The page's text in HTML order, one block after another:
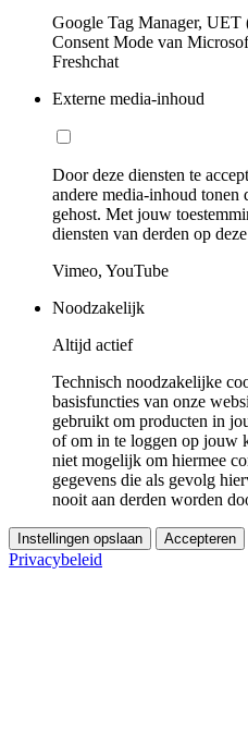
Google Tag Manager,
Consent Mode van
Freshchat
Externe media-inhoud
Door deze diensten te
andere media-inhoud
gehost. Met jouw
diensten van derden op
Vimeo, YouTube
Noodzakelijk
Altijd actief
Technisch noodzakelijke
basisfuncties van onze
gebruikt om producten in
of om in te loggen op jouw
niet mogelijk om hiermee
gegevens die als gevolg
nooit aan derden worden
Instellingen opslaan Accepteren
Privacybeleid